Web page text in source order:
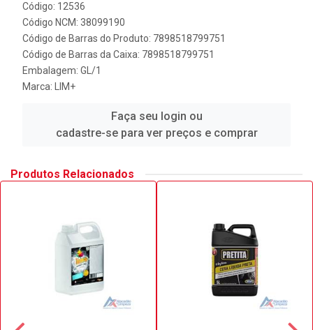
Código: 12536
Código NCM: 38099190
Código de Barras do Produto: 7898518799751
Código de Barras da Caixa: 7898518799751
Embalagem: GL/1
Marca:
LIM+
Faça seu login ou
cadastre-se para ver preços e comprar
Produtos Relacionados